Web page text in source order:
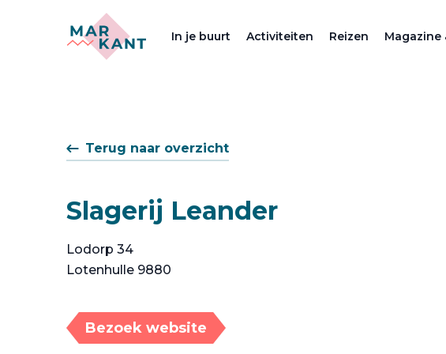
In je buurt Activiteiten Reizen Magazine
Terug naar overzicht
Slagerij Leander
Lodorp 34
Lotenhulle 9880
Bezoek website